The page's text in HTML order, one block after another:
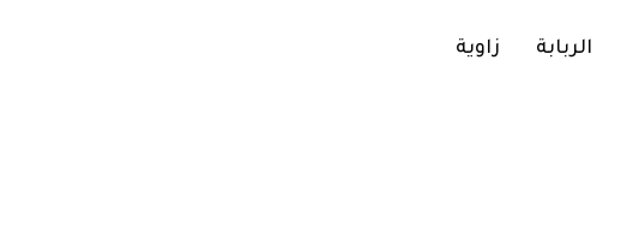
الربابة زاوية